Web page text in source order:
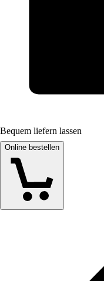
Bequem liefern lassen
Online bestellen